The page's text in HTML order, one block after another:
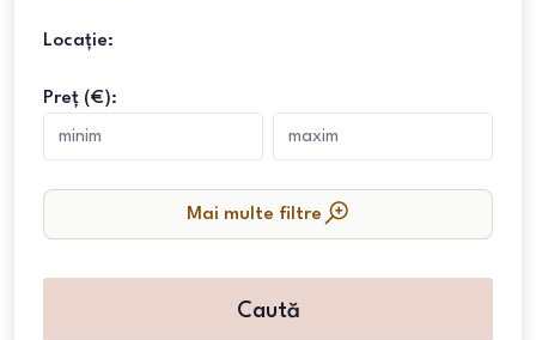
Locație:
Preț (€):
Mai multe filtre
Caută